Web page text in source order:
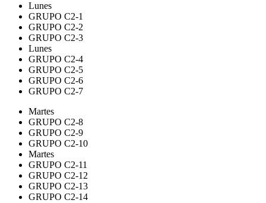
Lunes
GRUPO C2-1
GRUPO C2-2
GRUPO C2-3
Lunes
GRUPO C2-4
GRUPO C2-5
GRUPO C2-6
GRUPO C2-7
Martes
GRUPO C2-8
GRUPO C2-9
GRUPO C2-10
Martes
GRUPO C2-11
GRUPO C2-12
GRUPO C2-13
GRUPO C2-14